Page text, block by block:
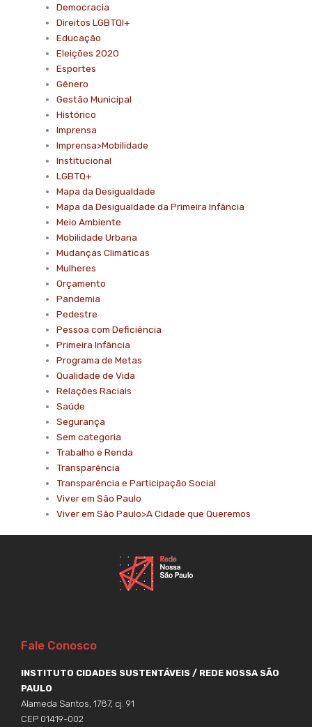
Democracia
Direitos LGBTQI+
Educação
Eleições 2020
Esportes
Gênero
Gestão Municipal
Histórico
Imprensa
Imprensa>Mobilidade
Institucional
LGBTQ+
Mapa da Desigualdade
Mapa da Desigualdade da Primeira Infância
Meio Ambiente
Mobilidade Urbana
Mudanças Climáticas
Mulheres
Orçamento
Pandemia
Pedestre
Pessoa com Deficiência
Primeira Infância
Programa de Metas
Qualidade de Vida
Relações Raciais
Saúde
Segurança
Sem categoria
Trabalho e Renda
Transparência
Transparência e Participação Social
Viver em São Paulo
Viver em São Paulo>A Cidade que Queremos
Fale Conosco
INSTITUTO CIDADES SUSTENTÁVEIS / REDE NOSSA SÃO
PAULO
Alameda Santos, 1787, cj. 91
CEP 01419-002